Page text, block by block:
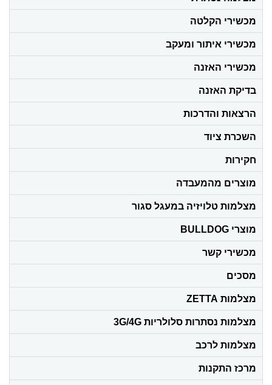
מכשירי הקלטה
מכשירי איתור ומעקב
מכשירי האזנה
בדיקת האזנה
הרצאות והדרכות
השכרת ציוד
חקירות
מוצרים מהמעבדה
מצלמות טלויזיה במעגל סגור
מוצרי BULLDOG
מכשירי קשר
מסכים
מצלמות ZETTA
מצלמות נסתרות סלולריות 3G/4G
מצלמות לרכב
מרכז התקנות